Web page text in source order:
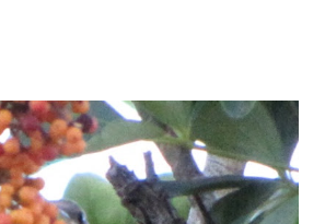
minúsculas bolas de sorvete. No
de jabuticaba: Fica um delícia. A
segredo. É igual a receita de
fruta. Confira logo abaixo. Geléia de